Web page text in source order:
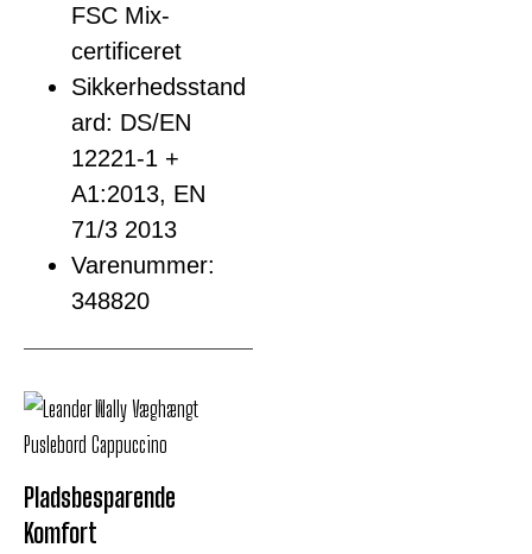
FSC Mix-
certificeret
Sikkerhedsstand
ard: DS/EN
12221-1 +
A1:2013, EN
71/3 2013
Varenummer:
348820
Pladsbesparende
Komfort